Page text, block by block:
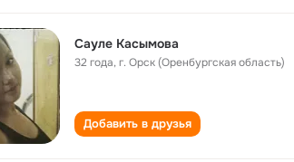
Сауле Касымова
32 года,г. Орск (Оренбургская область)
Добавить в друзья